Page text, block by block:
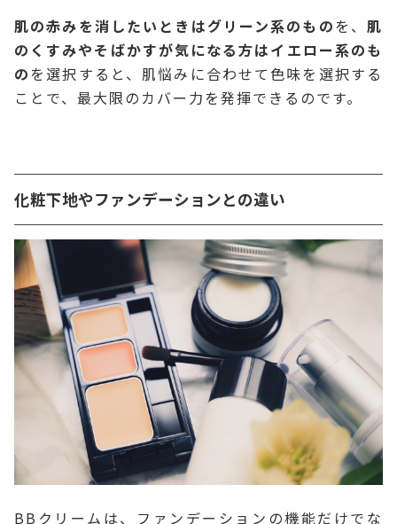
肌の赤みを消したいときはグリーン系のものを、肌
のくすみやそばかすが気になる方はイエロー系のも
のを選択すると、肌悩みに合わせて色味を選択する
ことで、最大限のカバー力を発揮できるのです。
化粧下地やファンデーションとの違い
BBクリームは、ファンデーションの機能だけでな